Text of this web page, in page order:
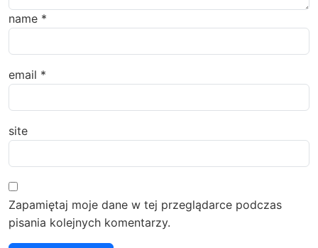
name *
email *
site
Zapamiętaj moje dane w tej przeglądarce podczas
pisania kolejnych komentarzy.